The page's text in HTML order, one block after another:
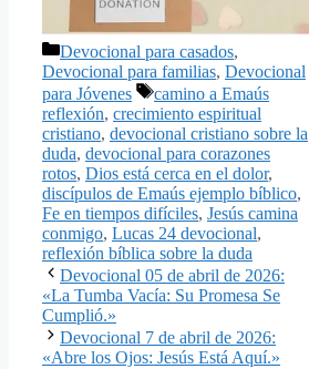
Categorías
Devocional para casados,
Devocional para familias, Devocional
para Jóvenes
Etiquetas
camino a Emaús
reflexión, crecimiento espiritual
cristiano, devocional cristiano sobre la
duda, devocional para corazones
rotos, Dios está cerca en el dolor,
discípulos de Emaús ejemplo bíblico,
Fe en tiempos difíciles, Jesús camina
conmigo, Lucas 24 devocional,
reflexión bíblica sobre la duda
Devocional 05 de abril de 2026:
«La Tumba Vacía: Su Promesa Se
Cumplió.»
Devocional 7 de abril de 2026:
«Abre los Ojos: Jesús Está Aquí.»